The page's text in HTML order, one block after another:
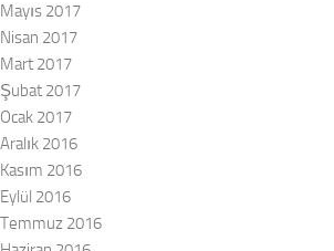
Mayıs 2017
Nisan 2017
Mart 2017
Şubat 2017
Ocak 2017
Aralık 2016
Kasım 2016
Eylül 2016
Temmuz 2016